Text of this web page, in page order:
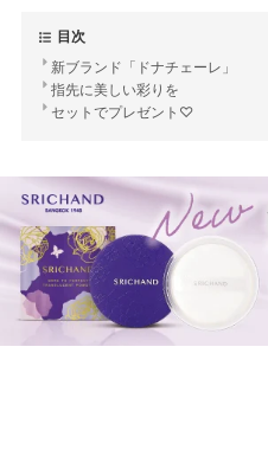
目次
新ブランド「ドナチェーレ」
指先に美しい彩りを
セットでプレゼント♡